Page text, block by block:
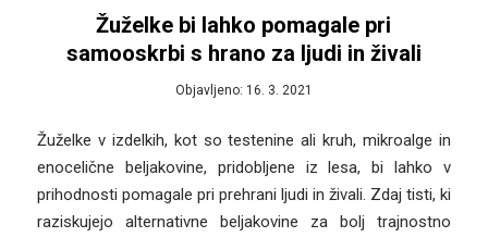
Žuželke bi lahko pomagale pri
samooskrbi s hrano za ljudi in živali
Objavljeno: 16. 3. 2021
Žuželke v izdelkih, kot so testenine ali kruh, mikroalge in
enocelične beljakovine, pridobljene iz lesa, bi lahko v
prihodnosti pomagale pri prehrani ljudi in živali. Zdaj tisti, ki
raziskujejo alternativne beljakovine za bolj trajnostno